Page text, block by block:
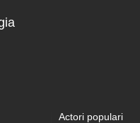
Actori populari